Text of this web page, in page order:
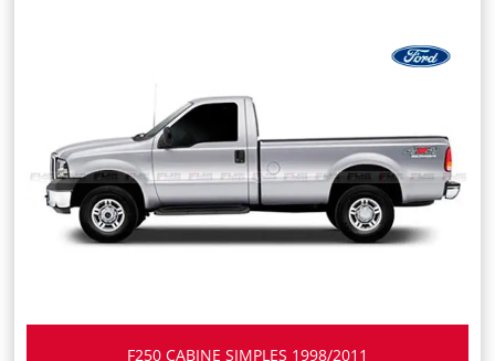
F250 CABINE SIMPLES 1998/2011